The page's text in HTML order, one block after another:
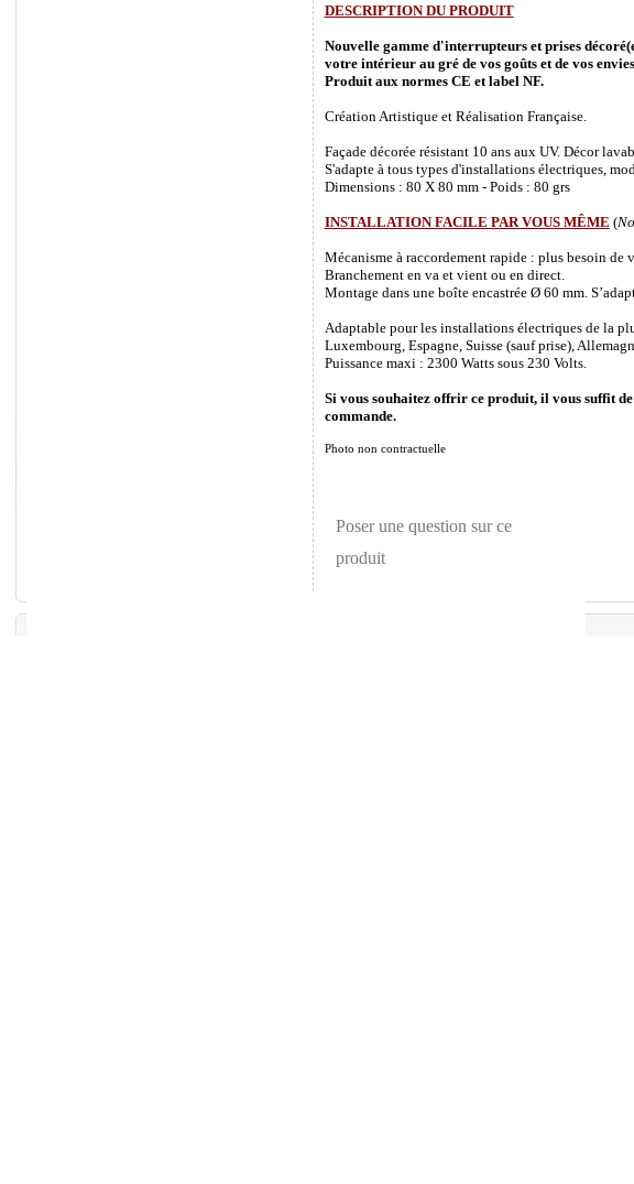
DESCRIPTION DU PRODUIT
Nouvelle gamme d'interrupteurs et prises
votre intérieur au gré de vos goûts et de vos
Produit aux normes CE et label NF.
Création Artistique et Réalisation Française.
Façade décorée résistant 10 ans aux UV. Décor
S'adapte à tous types d'installations électriques,
Dimensions : 80 X 80 mm - Poids : 80 grs
INSTALLATION FACILE PAR VOUS MÊME (
Mécanisme à raccordement rapide : plus besoin de
Branchement en va et vient ou en direct.
Montage dans une boîte encastrée Ø 60 mm.
Adaptable pour les installations électriques de la
Luxembourg, Espagne, Suisse (sauf prise),
Puissance maxi : 2300 Watts sous 230 Volts.
Si vous souhaitez offrir ce produit, il vous suffit
commande.
Photo non contractuelle
Poser une question sur ce
produit